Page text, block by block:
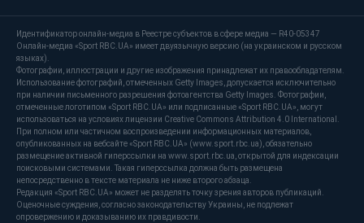
Идентификатор онлайн-медиа в Реестре субъектов в сфере медиа — R40-05347
Онлайн-медиа «Sport RBC.UA» имеет двуязычную версию (на украинском и русском
языках).
Фотографии, иллюстрации и другие изображения принадлежат их правообладателям.
Использование фотографий, отмеченных Getty Images, допускается исключительно
при наличии письменного разрешения фотоагентства Getty Images. Фотографии,
отмеченные логотипом «Sport RBC.UA» или подписанные «Sport RBC.UA», могут
использоваться на условиях лицензии Creative Commons Attribution 4.0 International.
При полном или частичном воспроизведении информационных материалов,
опубликованных на вебсайте «Sport RBC.UA» (www.sport.rbc.ua), обязательно
размещение активной гиперссылки на www.sport.rbc.ua, открытой для индексации
поисковыми системами. Такая гиперссылка должна быть размещена
непосредственно в тексте материала не ниже второго абзаца.
Редакция «Sport RBC.UA» может не разделять точку зрения авторов публикаций.
Оценочные суждения, согласно законодательству Украины, не подлежат
опровержению и доказыванию их правдивости.